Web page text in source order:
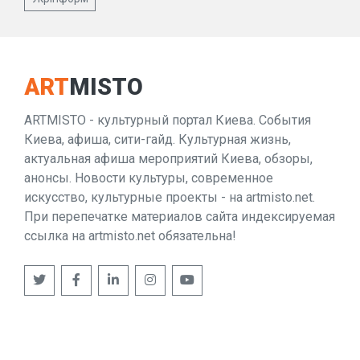
ARTMISTO
ARTMISTO - культурный портал Киева. События
Киева, афиша, сити-гайд. Культурная жизнь,
актуальная афиша мероприятий Киева, обзоры,
анонсы. Новости культуры, современное
искусство, культурные проекты - на artmisto.net.
При перепечатке материалов сайта индексируемая
ссылка на artmisto.net обязательна!